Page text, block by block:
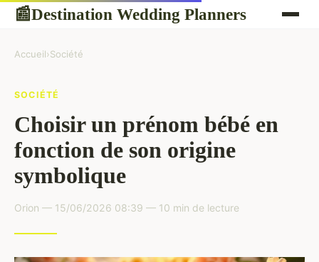
📰Destination Wedding Planners
Accueil›Société
SOCIÉTÉ
Choisir un prénom bébé en
fonction de son origine
symbolique
Orion — 15/06/2026 08:39 — 10 min de lecture